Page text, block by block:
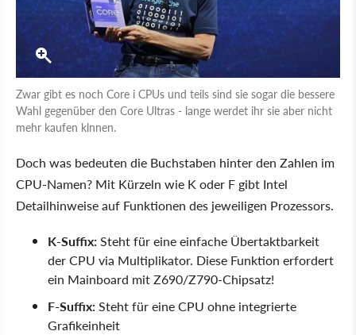
Zwar gibt es noch Core i CPUs und teils sind sie sogar die bessere
Wahl gegenüber den Core Ultras - lange werdet ihr sie aber nicht
mehr kaufen klnnen.
Doch was bedeuten die Buchstaben hinter den Zahlen im
CPU-Namen? Mit Kürzeln wie K oder F gibt Intel
Detailhinweise auf Funktionen des jeweiligen Prozessors.
K-Suffix:Steht für eine einfache Übertaktbarkeit
der CPU via Multiplikator. Diese Funktion erfordert
ein Mainboard mit Z690/Z790-Chipsatz!
F-Suffix:Steht für eine CPU ohne integrierte
Grafikeinheit